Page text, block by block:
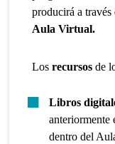
producirá a
Aula Virtual.
Losrecursos de
Libros
anteriormente
dentro del